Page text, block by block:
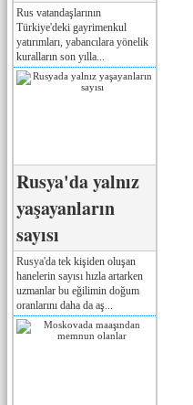
Rus vatandaşlarının
Türkiye'deki gayrimenkul
yatırımları, yabancılara yönelik
kuralların son yılla...
Rusya'da yalnız
yaşayanların
sayısı
Rusya'da tek kişiden oluşan
hanelerin sayısı hızla artarken
uzmanlar bu eğilimin doğum
oranlarını daha da aş...